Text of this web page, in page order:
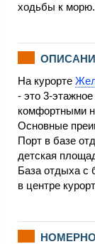
ходьбы к морю.
На курорте
- это 3-
комфортными
Основные
Порт в базе
детская
База отдыха с
в центре